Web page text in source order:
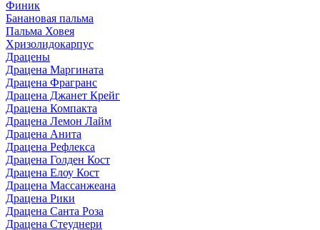
Финик
Банановая пальма
Пальма Ховея
Хризолидокарпус
Драцены
Драцена Маргината
Драцена Фрагранс
Драцена Джанет Крейг
Драцена Компакта
Драцена Лемон Лайм
Драцена Анита
Драцена Рефлекса
Драцена Голден Кост
Драцена Елоу Кост
Драцена Массанжеана
Драцена Рики
Драцена Санта Роза
Драцена Стеуднери